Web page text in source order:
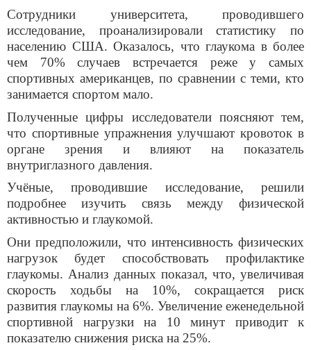
Сотрудники университета, проводившего
исследование, проанализировали статистику по
населению США. Оказалось, что глаукома в более
чем 70% случаев встречается реже у самых
спортивных американцев, по сравнении с теми, кто
занимается спортом мало.
Полученные цифры исследователи поясняют тем,
что спортивные упражнения улучшают кровоток в
органе зрения и влияют на показатель
внутриглазного давления.
Учёные, проводившие исследование, решили
подробнее изучить связь между физической
активностью и глаукомой.
Они предположили, что интенсивность физических
нагрузок будет способствовать профилактике
глаукомы. Анализ данных показал, что, увеличивая
скорость ходьбы на 10%, сокращается риск
развития глаукомы на 6%. Увеличение еженедельной
спортивной нагрузки на 10 минут приводит к
показателю снижения риска на 25%.